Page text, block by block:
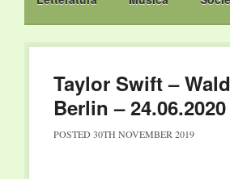
Taylor Swift –
Berlin – 24.06.2020
POSTED 30TH NOVEMBER 2019